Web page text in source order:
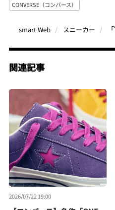
CONVERSE（コンバース）
smart Web スニーカー
関連記事
2026/07/22 19:00